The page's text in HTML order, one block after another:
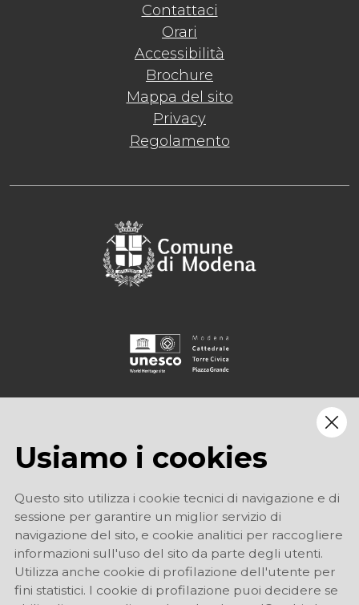
Contattaci
Orari
Accessibilità
Brochure
Mappa del sito
Privacy
Regolamento
Usiamo i cookies
Questo sito utilizza i cookie tecnici di navigazione e di
sessione per garantire un miglior servizio di
navigazione del sito, e cookie analitici per raccogliere
informazioni sull'uso del sito da parte degli utenti.
Utilizza anche cookie di profilazione dell'utente per
fini statistici. I cookie di profilazione puoi decidere se